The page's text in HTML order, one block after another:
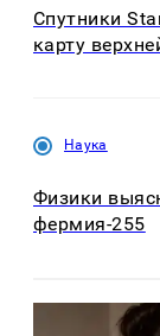
Спутники
карту
Наука
Физики
фермия-255